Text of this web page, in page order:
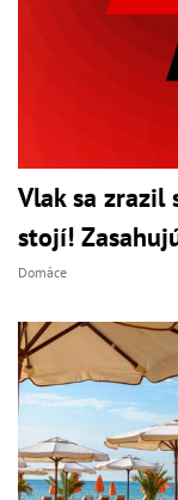
Vlak sa zrazil
stojí!
Domáce